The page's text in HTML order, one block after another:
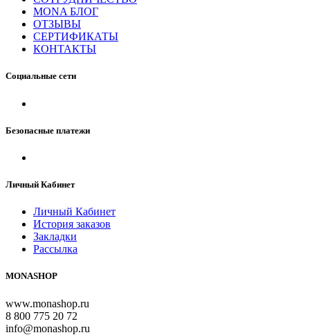
MONA БЛОГ
ОТЗЫВЫ
СЕРТИФИКАТЫ
КОНТАКТЫ
Социальные сети
Безопасные платежи
Личный Кабинет
Личный Кабинет
История заказов
Закладки
Рассылка
MONASHOP
www.monashop.ru
8 800 775 20 72
info@monashop.ru